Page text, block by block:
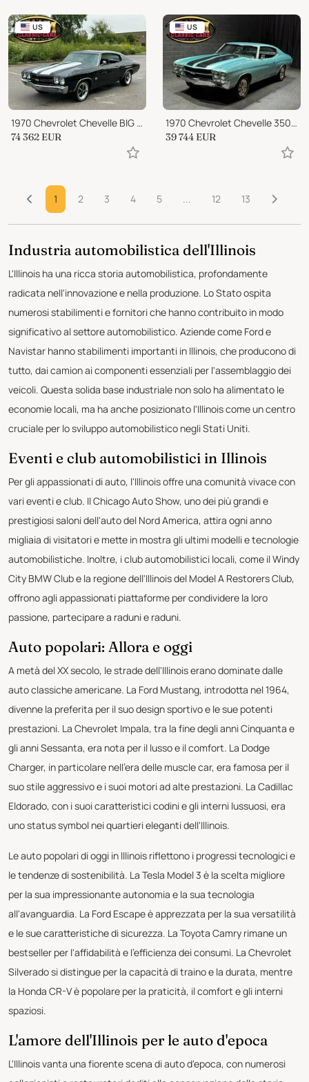
US
1970 Chevrolet Chevelle BIG BLOCK FULL RESTORED
74 362 EUR
US
1970 Chevrolet Chevelle 350cid 5.7 LITER AUTO BUCKETS CONSOLE!!
39 744 EUR
1 2 3 4 5 ... 12 13
Industria automobilistica dell'Illinois
L'Illinois ha una ricca storia automobilistica, profondamente
radicata nell'innovazione e nella produzione. Lo Stato ospita
numerosi stabilimenti e fornitori che hanno contribuito in modo
significativo al settore automobilistico. Aziende come Ford e
Navistar hanno stabilimenti importanti in Illinois, che producono di
tutto, dai camion ai componenti essenziali per l'assemblaggio dei
veicoli. Questa solida base industriale non solo ha alimentato le
economie locali, ma ha anche posizionato l'Illinois come un centro
cruciale per lo sviluppo automobilistico negli Stati Uniti.
Eventi e club automobilistici in Illinois
Per gli appassionati di auto, l'Illinois offre una comunità vivace con
vari eventi e club. Il Chicago Auto Show, uno dei più grandi e
prestigiosi saloni dell'auto del Nord America, attira ogni anno
migliaia di visitatori e mette in mostra gli ultimi modelli e tecnologie
automobilistiche. Inoltre, i club automobilistici locali, come il Windy
City BMW Club e la regione dell'Illinois del Model A Restorers Club,
offrono agli appassionati piattaforme per condividere la loro
passione, partecipare a raduni e raduni.
Auto popolari: Allora e oggi
A metà del XX secolo, le strade dell'Illinois erano dominate dalle
auto classiche americane. La Ford Mustang, introdotta nel 1964,
divenne la preferita per il suo design sportivo e le sue potenti
prestazioni. La Chevrolet Impala, tra la fine degli anni Cinquanta e
gli anni Sessanta, era nota per il lusso e il comfort. La Dodge
Charger, in particolare nell'era delle muscle car, era famosa per il
suo stile aggressivo e i suoi motori ad alte prestazioni. La Cadillac
Eldorado, con i suoi caratteristici codini e gli interni lussuosi, era
uno status symbol nei quartieri eleganti dell'Illinois.
Le auto popolari di oggi in Illinois riflettono i progressi tecnologici e
le tendenze di sostenibilità. La Tesla Model 3 è la scelta migliore
per la sua impressionante autonomia e la sua tecnologia
all'avanguardia. La Ford Escape è apprezzata per la sua versatilità
e le sue caratteristiche di sicurezza. La Toyota Camry rimane un
bestseller per l'affidabilità e l'efficienza dei consumi. La Chevrolet
Silverado si distingue per la capacità di traino e la durata, mentre
la Honda CR-V è popolare per la praticità, il comfort e gli interni
spaziosi.
L'amore dell'Illinois per le auto d'epoca
L'Illinois vanta una fiorente scena di auto d'epoca, con numerosi